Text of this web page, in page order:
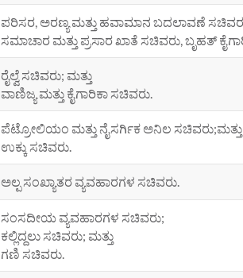
ಪರಿಸರ, ಅರಣ್ಯ ಮತ್ತು ಹವಾಮಾನ ಬದಲಾವಣೆ
ಸಮಾಚಾರ ಮತ್ತು ಪ್ರಸಾರ ಖಾತೆ ಸಚಿವರು, ಬೃಹತ್
ರೈಲ್ವೆ ಸಚಿವರು; ಮತ್ತು
ವಾಣಿಜ್ಯ ಮತ್ತು ಕೈಗಾರಿಕಾ ಸಚಿವರು.
ಪೆಟ್ರೋಲಿಯಂ ಮತ್ತು ನೈಸರ್ಗಿಕ ಅನಿಲ ಸಚಿವರು;ಮತ್ತು
ಉಕ್ಕು ಸಚಿವರು.
ಅಲ್ಪ ಸಂಖ್ಯಾತರ ವ್ಯವಹಾರಗಳ ಸಚಿವರು.
ಸಂಸದೀಯ ವ್ಯವಹಾರಗಳ ಸಚಿವರು;
ಕಲ್ಲಿದ್ದಲು ಸಚಿವರು; ಮತ್ತು
ಗಣಿ ಸಚಿವರು.